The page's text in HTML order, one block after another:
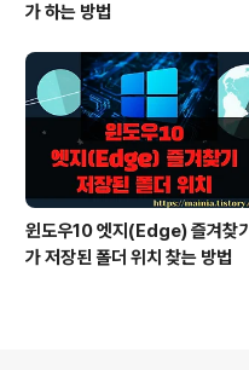
가 하는 방법
윈도우10 엣지(Edge) 즐겨찾기
가 저장된 폴더 위치 찾는 방법